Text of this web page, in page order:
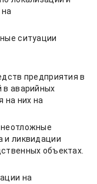
ситуации
предприятия в
в аварийных
на них на
и ликвидации
объектах.
на